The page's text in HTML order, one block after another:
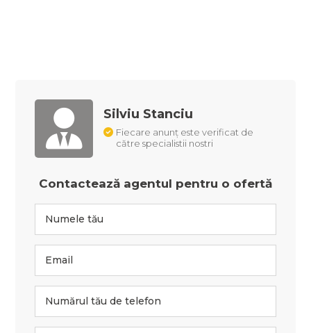
Silviu Stanciu
Fiecare anunț este verificat de
către specialistii nostri
Contactează agentul pentru o ofertă